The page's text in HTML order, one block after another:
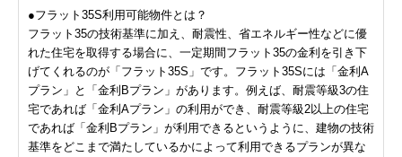
●フラット35S利用可能物件とは？
フラット35の技術基準に加え、耐震性、省エネルギー性などに優
れた住宅を取得する場合に、一定期間フラット35の金利を引き下
げてくれるのが「フラット35S」です。フラット35Sには「金利A
プラン」と「金利Bプラン」があります。例えば、耐震等級3の住
宅であれば「金利Aプラン」の利用ができ、耐震等級2以上の住宅
であれば「金利Bプラン」が利用できるというように、建物の技術
基準をどこまで満たしているかによって利用できるプランが異な